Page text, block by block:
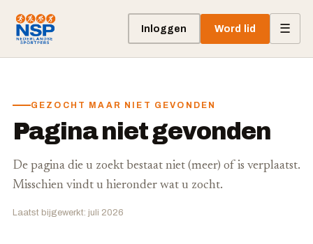
Inloggen Word lid ☰
GEZOCHT MAAR NIET GEVONDEN
Pagina niet gevonden
De pagina die u zoekt bestaat niet (meer) of is verplaatst.
Misschien vindt u hieronder wat u zocht.
Laatst bijgewerkt: juli 2026